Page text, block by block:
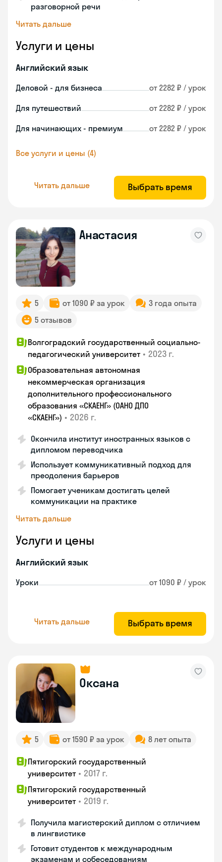
разговорной речи
Читать дальше
Услуги и цены
Английский язык
Деловой - для бизнеса от 2282 ₽ / урок
Для путешествий от 2282 ₽ / урок
Для начинающих - премиум от 2282 ₽ / урок
Все услуги и цены (4)
Читать дальше Выбрать время
Анастасия
5 от 1090 ₽ за урок
3 года опыта
5 отзывов
Волгоградский государственный социально-
педагогический университет • 2023 г.
Образовательная автономная
некоммерческая организация
дополнительного профессионального
образования «СКАЕНГ» (ОАНО ДПО
«СКАЕНГ») • 2026 г.
Окончила институт иностранных языков с
дипломом переводчика
Использует коммуникативный подход для
преодоления барьеров
Помогает ученикам достигать целей
коммуникации на практике
Читать дальше
Услуги и цены
Английский язык
Уроки от 1090 ₽ / урок
Читать дальше Выбрать время
Оксана
5 от 1590 ₽ за урок 8 лет опыта
Пятигорский государственный
университет • 2017 г.
Пятигорский государственный
университет • 2019 г.
Получила магистерский диплом с отличием
в лингвистике
Готовит студентов к международным
экзаменам и собеседованиям